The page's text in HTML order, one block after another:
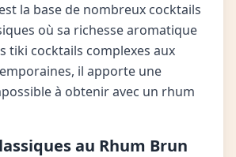
la base de nombreux cocktails
où sa richesse aromatique
tiki cocktails complexes aux
il apporte une
à obtenir avec un rhum
au Rhum Brun